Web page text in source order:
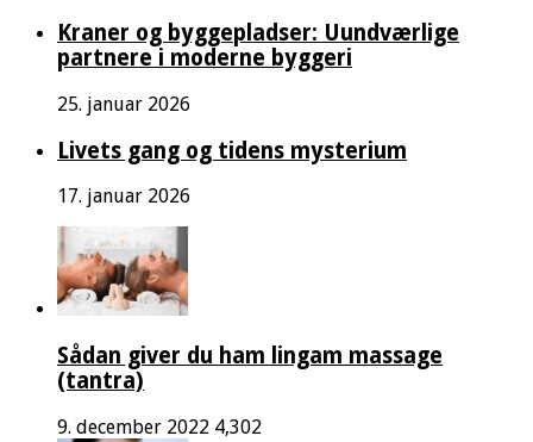
Kraner og byggepladser: Uundværlige
partnere i moderne byggeri
25. januar 2026
Livets gang og tidens mysterium
17. januar 2026
Sådan giver du ham lingam massage
(tantra)
9. december 2022 4,302